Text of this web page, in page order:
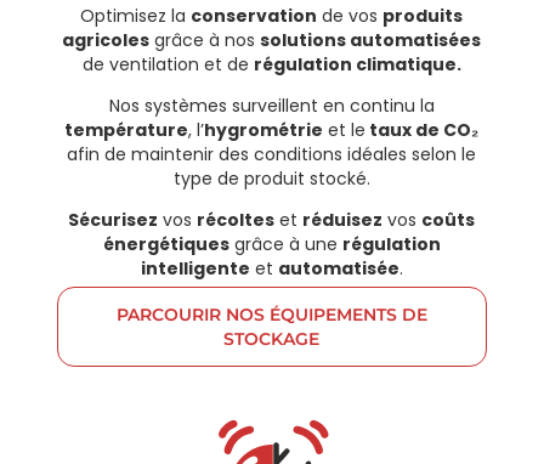
Optimisez la conservation de vos produits
agricoles grâce à nossolutions automatisées
de ventilation et de régulation climatique.
Nos systèmes surveillent en continu la
température, l’hygrométrie et le taux de CO₂
afin de maintenir des conditions idéales selon le
type de produit stocké.
Sécurisez vos récoltes et réduisez vos coûts
énergétiquesgrâce à une régulation
intelligente et automatisée.
PARCOURIR NOS ÉQUIPEMENTS DE
STOCKAGE